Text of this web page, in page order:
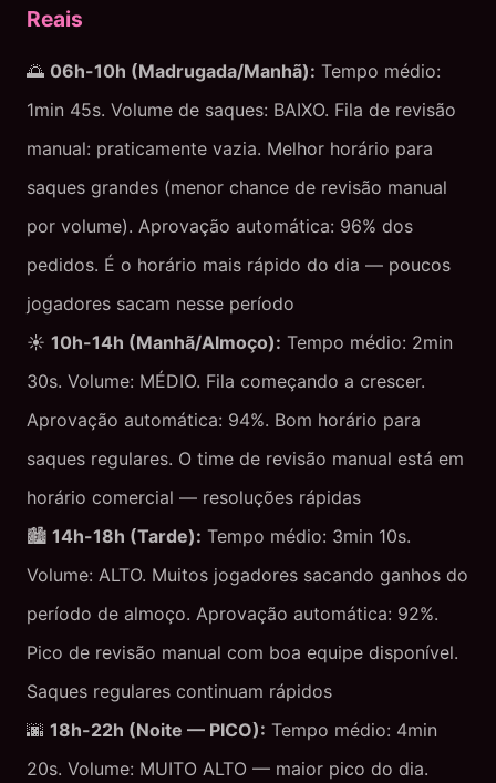
Reais
🌅 06h-10h (Madrugada/Manhã): Tempo médio:
1min 45s. Volume de saques: BAIXO. Fila de revisão
manual: praticamente vazia. Melhor horário para
saques grandes (menor chance de revisão manual
por volume). Aprovação automática: 96% dos
pedidos. É o horário mais rápido do dia — poucos
jogadores sacam nesse período
☀️ 10h-14h (Manhã/Almoço): Tempo médio: 2min
30s. Volume: MÉDIO. Fila começando a crescer.
Aprovação automática: 94%. Bom horário para
saques regulares. O time de revisão manual está em
horário comercial — resoluções rápidas
🏙️ 14h-18h (Tarde): Tempo médio: 3min 10s.
Volume: ALTO. Muitos jogadores sacando ganhos do
período de almoço. Aprovação automática: 92%.
Pico de revisão manual com boa equipe disponível.
Saques regulares continuam rápidos
🌆 18h-22h (Noite — PICO): Tempo médio: 4min
20s. Volume: MUITO ALTO — maior pico do dia.